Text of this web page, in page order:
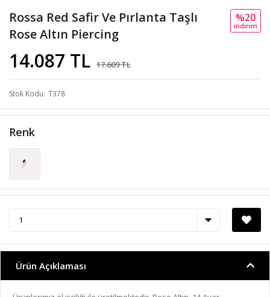
Rossa Red Safir Ve Pırlanta Taşlı
Rose Altın Piercing
14.087 TL 17.609 TL
%20
i̇ndi̇ri̇m
Stok Kodu T378
Renk
Ürün Açıklaması